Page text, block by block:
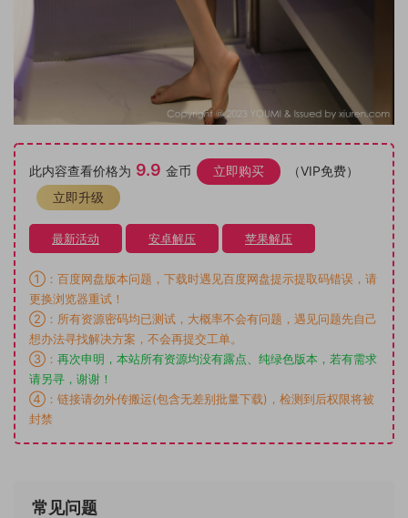
此内容查看价格为 9.9 金币 立即购买
（VIP免费）
立即升级
最新活动 安卓解压 苹果解压
①：百度网盘版本问题，下载时遇见百度网盘提示提取码错误，请
更换浏览器重试！
②：所有资源密码均已测试，大概率不会有问题，遇见问题先自己
想办法寻找解决方案，不会再提交工单。
③： 再次申明，本站所有资源均没有露点、纯绿色版本，若有需求
请另寻，谢谢！
④：链接请勿外传搬运(包含无差别批量下载)，检测到后权限将被
封禁
常见问题